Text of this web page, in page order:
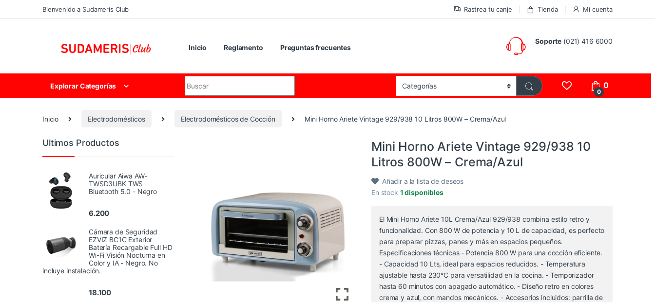
Skip to navigation
Skip to contentBienvenido a Sudameris Club Rastrea tu canje Tienda Mi cuenta
Inicio Reglamento Preguntas frecuentes
Soporte (021) 416 6000
Explorar Categorías
0
0
Inicio Electrodomésticos Electrodomésticos de Cocción Mini Horno Ariete Vintage 929/938 10 Litros 800W – Crema/Azul
Mini Horno Ariete Vintage 929/938 10
Litros 800W – Crema/Azul
Añadir a la lista de deseos
En stock 1 disponibles
El Mini Horno Ariete 10L Crema/Azul 929/938 combina estilo retro y
funcionalidad. Con 800 W de potencia y 10 L de capacidad, es perfecto
para preparar pizzas, panes y más en espacios pequeños.
Especificaciones técnicas - Potencia 800 W para una cocción eficiente.
- Capacidad 10 Lts, ideal para espacios reducidos. - Temperatura
ajustable hasta 230°C para versatilidad en la cocina. - Temporizador
hasta 60 minutos con apagado automático. - Diseño retro en colores
crema y azul, con mandos mecánicos. - Accesorios incluidos: parrilla de
Ultimos Productos
Auricular Aiwa AW-
TWSD3UBK TWS
Bluetooth 5.0 - Negro
6.200
Cámara de Seguridad
EZVIZ BC1C Exterior
Batería Recargable Full HD
Wi-Fi Visión Nocturna en
Color y IA - Negro. No
incluye instalación.
18.100